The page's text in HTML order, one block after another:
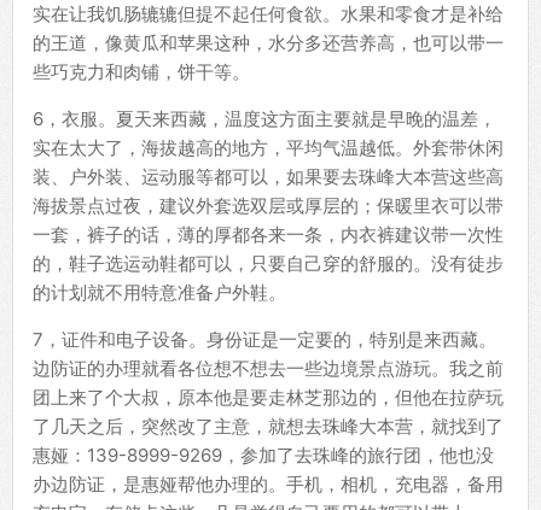
实在让我饥肠辘辘但提不起任何食欲。水果和零食才是补给
的王道，像黄瓜和苹果这种，水分多还营养高，也可以带一
些巧克力和肉铺，饼干等。
6，衣服。夏天来西藏，温度这方面主要就是早晚的温差，
实在太大了，海拔越高的地方，平均气温越低。外套带休闲
装、户外装、运动服等都可以，如果要去珠峰大本营这些高
海拔景点过夜，建议外套选双层或厚层的；保暖里衣可以带
一套，裤子的话，薄的厚都各来一条，内衣裤建议带一次性
的，鞋子选运动鞋都可以，只要自己穿的舒服的。没有徒步
的计划就不用特意准备户外鞋。
7，证件和电子设备。身份证是一定要的，特别是来西藏。
边防证的办理就看各位想不想去一些边境景点游玩。我之前
团上来了个大叔，原本他是要走林芝那边的，但他在拉萨玩
了几天之后，突然改了主意，就想去珠峰大本营，就找到了
惠娅：139-8999-9269，参加了去珠峰的旅行团，他也没
办边防证，是惠娅帮他办理的。手机，相机，充电器，备用